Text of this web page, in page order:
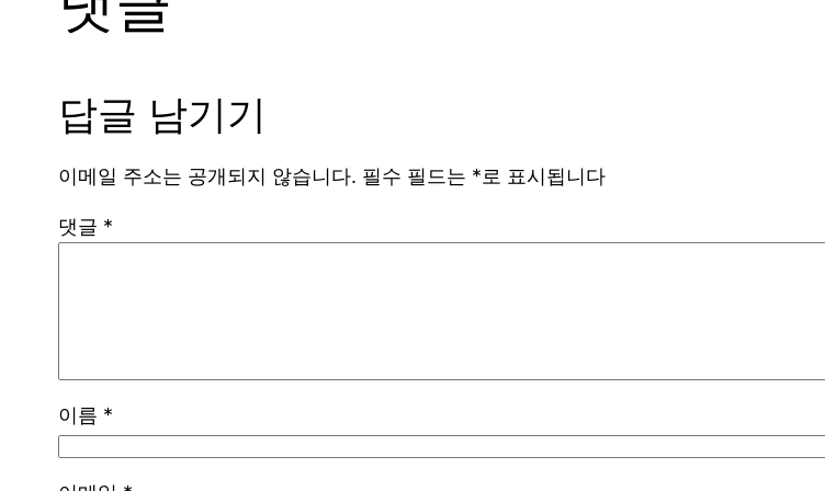
답글 남기기
이메일 주소는 공개되지 않습니다. 필수 필드는 *로 표시됩니다
댓글 *
이름 *